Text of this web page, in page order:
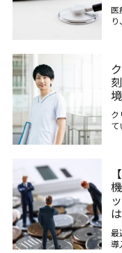
医
ク
て
最
導